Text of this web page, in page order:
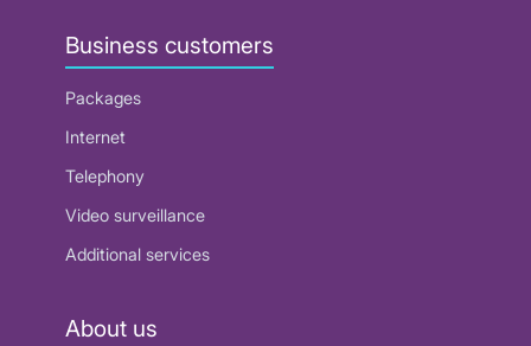
Business customers
Packages
Internet
Telephony
Video surveillance
Additional services
About us